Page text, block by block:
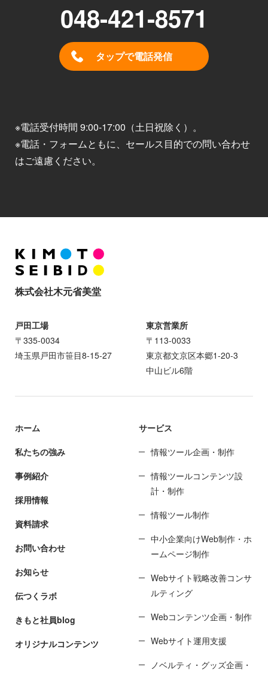
048-421-8571
タップで電話発信
※電話受付時間 9:00-17:00（土日祝除く）。
※電話・フォームともに、セールス目的での問い合わせ
はご遠慮ください。
株式会社木元省美堂
戸田工場
〒335-0034
埼玉県戸田市笹目8-15-27
東京営業所
〒113-0033
東京都文京区本郷1-20-3
中山ビル6階
ホーム
私たちの強み
事例紹介
採用情報
資料請求
お問い合わせ
お知らせ
伝つくラボ
きもと社員blog
オリジナルコンテンツ
サービス
情報ツール企画・制作
情報ツールコンテンツ設
計・制作
情報ツール制作
中小企業向けWeb制作・ホ
ームページ制作
Webサイト戦略改善コンサ
ルティング
Webコンテンツ企画・制作
Webサイト運用支援
ノベルティ・グッズ企画・